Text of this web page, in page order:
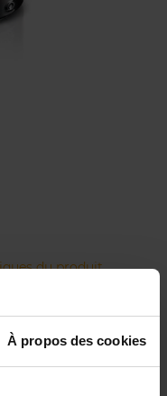
À propos des cookies
du produit.